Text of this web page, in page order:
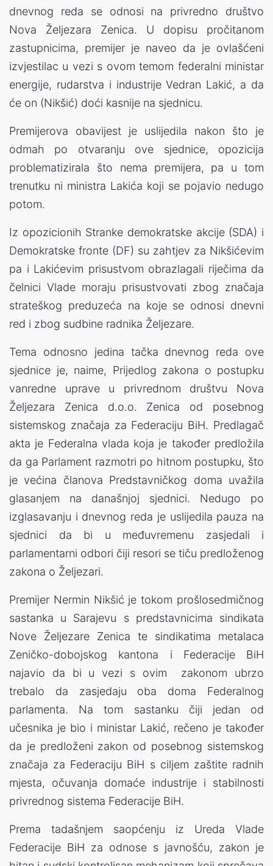
dnevnog reda se odnosi na privredno društvo
Nova Željezara Zenica. U dopisu pročitanom
zastupnicima, premijer je naveo da je ovlašćeni
izvjestilac u vezi s ovom temom federalni ministar
energije, rudarstva i industrije Vedran Lakić, a da
će on (Nikšić) doći kasnije na sjednicu.
Premijerova obavijest je uslijedila nakon što je
odmah po otvaranju ove sjednice, opozicija
problematizirala što nema premijera, pa u tom
trenutku ni ministra Lakića koji se pojavio nedugo
potom.
Iz opozicionih Stranke demokratske akcije (SDA) i
Demokratske fronte (DF) su zahtjev za Nikšićevim
pa i Lakićevim prisustvom obrazlagali riječima da
čelnici Vlade moraju prisustvovati zbog značaja
strateškog preduzeća na koje se odnosi dnevni
red i zbog sudbine radnika Željezare.
Tema odnosno jedina tačka dnevnog reda ove
sjednice je, naime, Prijedlog zakona o postupku
vanredne uprave u privrednom društvu Nova
Željezara Zenica d.o.o. Zenica od posebnog
sistemskog značaja za Federaciju BiH. Predlagač
akta je Federalna vlada koja je također predložila
da ga Parlament razmotri po hitnom postupku, što
je većina članova Predstavničkog doma uvažila
glasanjem na današnjoj sjednici. Nedugo po
izglasavanju i dnevnog reda je uslijedila pauza na
sjednici da bi u međuvremenu zasjedali i
parlamentarni odbori čiji resori se tiču predloženog
zakona o Željezari.
Premijer Nermin Nikšić je tokom prošlosedmičnog
sastanka u Sarajevu s predstavnicima sindikata
Nove Željezare Zenica te sindikatima metalaca
Zeničko-dobojskog kantona i Federacije BiH
najavio da bi u vezi s ovim zakonom ubrzo
trebalo da zasjedaju oba doma Federalnog
parlamenta. Na tom sastanku čiji jedan od
učesnika je bio i ministar Lakić, rečeno je također
da je predloženi zakon od posebnog sistemskog
značaja za Federaciju BiH s ciljem zaštite radnih
mjesta, očuvanja domaće industrije i stabilnosti
privrednog sistema Federacije BiH.
Prema tadašnjem saopćenju iz Ureda Vlade
Federacije BiH za odnose s javnošću, zakon je